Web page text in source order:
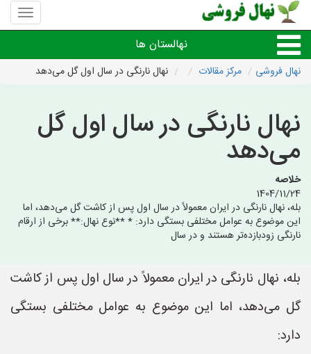
منوی
سایت
فروشی
نهالستان ها
نهال های زینتی،غیرمثمر
نهالستان های شهرها
نهال فروشی مرکز مقالات نهال نارنگی در سال اول گل می‌دهد
نهال نارنگی در سال اول گل
می‌دهد
خلاصه
1404/11/24
بله، نهال نارنگی در ایران معمولاً در سال اول پس از کاشت گل می‌دهد، اما
این موضوع به عوامل مختلفی بستگی دارد: * **نوع نهال:** برخی از ارقام
نارنگی زودبازده‌تر هستند و در سال
بله، نهال نارنگی در ایران معمولاً در سال اول پس از کاشت
گل می‌دهد، اما این موضوع به عوامل مختلفی بستگی
دارد: